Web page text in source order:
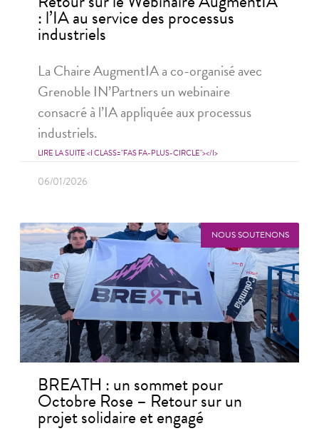
: l’IA au service des processus
industriels
La Chaire AugmentIA a co-organisé avec
Grenoble IN’Partners un webinaire
consacré à l’IA appliquée aux processus
industriels.
LIRE LA SUITE <I CLASS="FAS FA-PLUS-CIRCLE"></I>
06/01/2026
NOUS SOUTENONS
BREATH : un sommet pour
Octobre Rose – Retour sur un
projet solidaire et engagé